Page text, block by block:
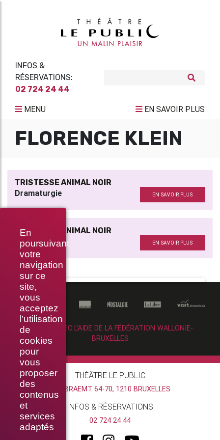
En
poursuivant
votre
navigation
sur ce
site,
vous
acceptez
l’utilisation
de
cookies
pour
vous
proposer
des
contenus
et
services
adaptés
INFOS &
RÉSERVATIONS:
02 724 24 44
MENU EN SAVOIR PLUS
FLORENCE KLEIN
TRISTESSE ANIMAL NOIR
Dramaturgie EN SAVOIR PLUS
TRISTESSE ANIMAL NOIR
Dramaturgie EN SAVOIR PLUS
RÉALISÉ AVEC L’AIDE DE LA FÉDÉRATION WALLONIE-
BRUXELLES
THÉÂTRE LE PUBLIC
RUE BRAEMT 64-70, 1210 BRUXELLES
INFOS & RÉSERVATIONS
02 724 24 44